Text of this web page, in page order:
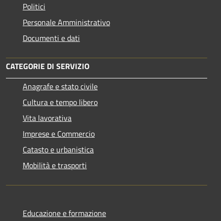
Politici
Personale Amministrativo
Documenti e dati
CATEGORIE DI SERVIZIO
Anagrafe e stato civile
Cultura e tempo libero
Vita lavorativa
Imprese e Commercio
Catasto e urbanistica
Mobilità e trasporti
Educazione e formazione